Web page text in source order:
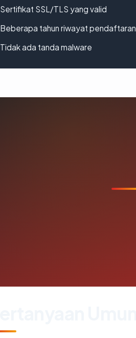
Sertifikat SSL/TLS yang valid
Beberapa tahun riwayat pendaftaran
Tidak ada tanda malware